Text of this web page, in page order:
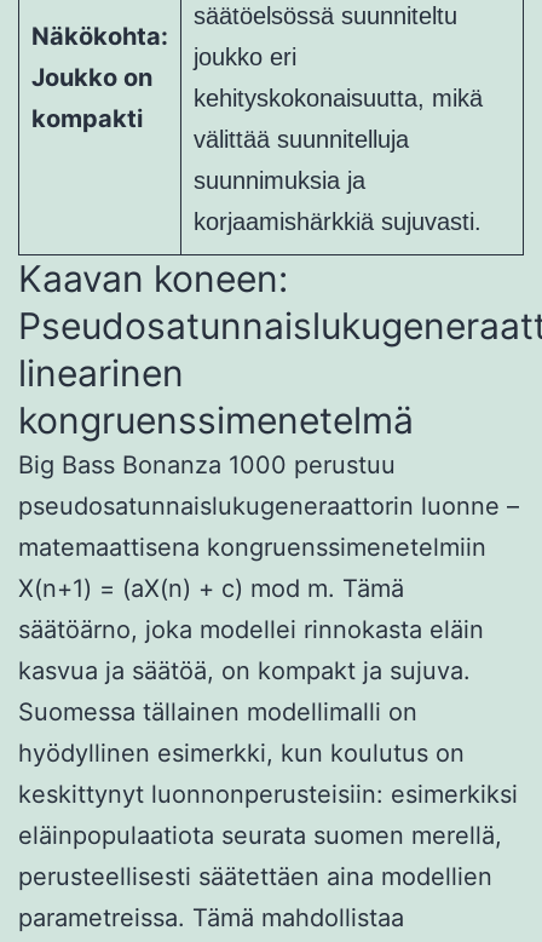
Näkökohta:
Joukko on
kompakti
säätöelsössä suunniteltu
joukko eri
kehityskokonaisuutta, mikä
välittää suunnitelluja
suunnimuksia ja
korjaamishärkkiä sujuvasti.
Kaavan koneen:
linearinen
kongruenssimenetelmä
Big Bass Bonanza 1000 perustuu
pseudosatunnaislukugeneraattorin luonne –
matemaattisena kongruenssimenetelmiin
X(n+1) = (aX(n) + c) mod m. Tämä
säätöärno, joka modellei rinnokasta eläin
kasvua ja säätöä, on kompakt ja sujuva.
Suomessa tällainen modellimalli on
hyödyllinen esimerkki, kun koulutus on
keskittynyt luonnonperusteisiin: esimerkiksi
eläinpopulaatiota seurata suomen merellä,
perusteellisesti säätettäen aina modellien
parametreissa. Tämä mahdollistaa